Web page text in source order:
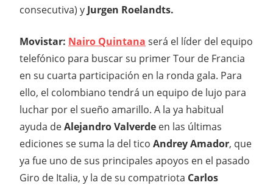
consecutiva) y Jurgen Roelandts.
Movistar: Nairo Quintana será el líder del equipo
telefónico para buscar su primer Tour de Francia
en su cuarta participación en la ronda gala. Para
ello, el colombiano tendrá un equipo de lujo para
luchar por el sueño amarillo. A la ya habitual
ayuda deAlejandro Valverde en las últimas
ediciones se suma la del tico Andrey Amador, que
ya fue uno de sus principales apoyos en el pasado
Giro de Italia, y la de su compatriota Carlos